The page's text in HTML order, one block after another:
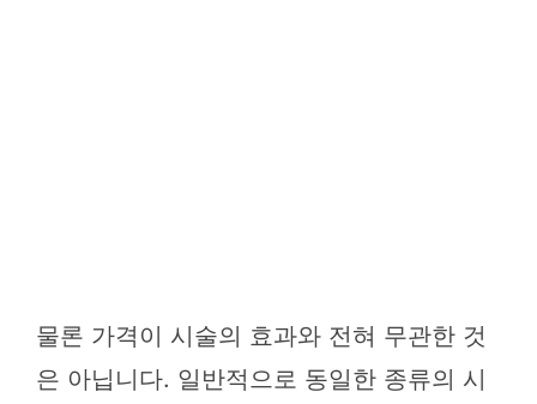
물론 가격이 시술의 효과와 전혀 무관한 것
은 아닙니다. 일반적으로 동일한 종류의 시